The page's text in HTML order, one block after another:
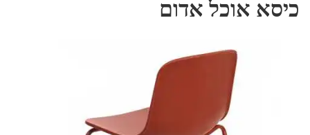
כיסא אוכל אדום